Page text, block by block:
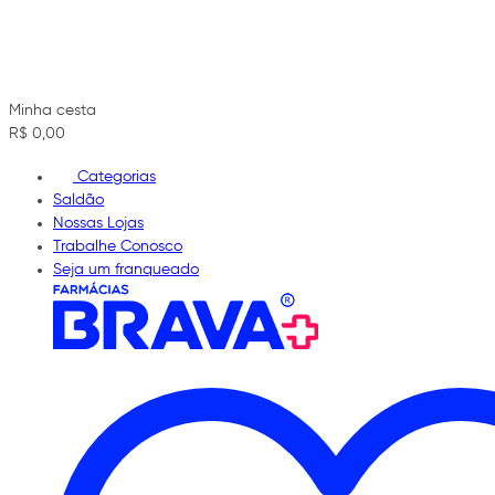
Minha cesta
R$ 0,00
Categorias
Saldão
Nossas Lojas
Trabalhe Conosco
Seja um franqueado